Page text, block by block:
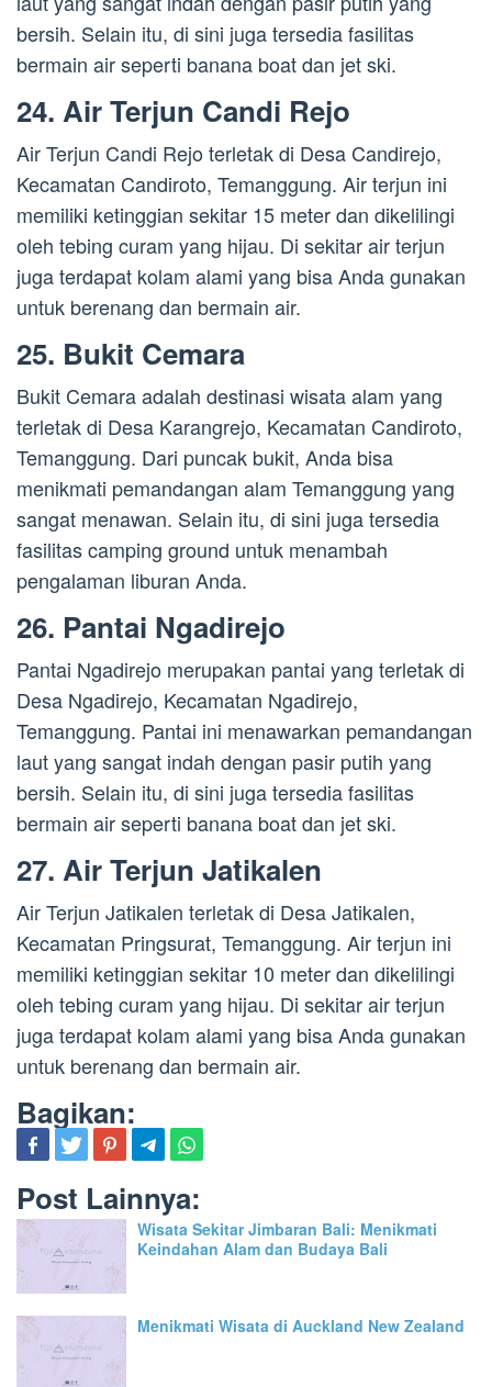
bersih. Selain itu, di sini juga tersedia fasilitas
bermain air seperti banana boat dan jet ski.
24. Air Terjun Candi Rejo
Air Terjun Candi Rejo terletak di Desa Candirejo,
Kecamatan Candiroto, Temanggung. Air terjun ini
memiliki ketinggian sekitar 15 meter dan dikelilingi
oleh tebing curam yang hijau. Di sekitar air terjun
juga terdapat kolam alami yang bisa Anda gunakan
untuk berenang dan bermain air.
25. Bukit Cemara
Bukit Cemara adalah destinasi wisata alam yang
terletak di Desa Karangrejo, Kecamatan Candiroto,
Temanggung. Dari puncak bukit, Anda bisa
menikmati pemandangan alam Temanggung yang
sangat menawan. Selain itu, di sini juga tersedia
fasilitas camping ground untuk menambah
pengalaman liburan Anda.
26. Pantai Ngadirejo
Pantai Ngadirejo merupakan pantai yang terletak di
Desa Ngadirejo, Kecamatan Ngadirejo,
Temanggung. Pantai ini menawarkan pemandangan
laut yang sangat indah dengan pasir putih yang
bersih. Selain itu, di sini juga tersedia fasilitas
bermain air seperti banana boat dan jet ski.
27. Air Terjun Jatikalen
Air Terjun Jatikalen terletak di Desa Jatikalen,
Kecamatan Pringsurat, Temanggung. Air terjun ini
memiliki ketinggian sekitar 10 meter dan dikelilingi
oleh tebing curam yang hijau. Di sekitar air terjun
juga terdapat kolam alami yang bisa Anda gunakan
untuk berenang dan bermain air.
Bagikan:
Post Lainnya:
Wisata Sekitar Jimbaran Bali: Menikmati
Keindahan Alam dan Budaya Bali
Menikmati Wisata di Auckland New Zealand